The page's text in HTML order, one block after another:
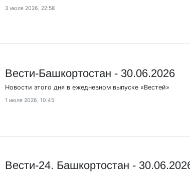
3 июля 2026, 22:58
Вести-Башкортостан - 30.06.2026
Новости этого дня в ежедневном выпуске «Вестей»
1 июля 2026, 10:45
Вести-24. Башкортостан -